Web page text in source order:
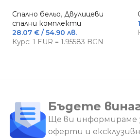
Спално бельо, Двулицеви
спални комплекти
28.07 € / 54.90 лв.
Курс: 1 EUR = 1.95583 BGN
Бъдете
Ще ви информираме
оферти и